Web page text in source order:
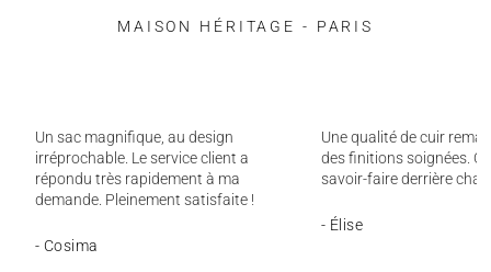
MAISON HÉRITAGE - PARIS
Un sac magnifique, au design
irréprochable. Le service client a
répondu très rapidement à ma
demande. Pleinement satisfaite !
- Cosima
Une qualité de cuir
des finitions soignées.
savoir-faire derrière
- Élise